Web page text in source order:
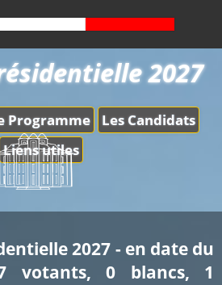
Programme
Les Candidats
Liens utiles
2027
2027 - en date du
votants, 0 blancs, 1